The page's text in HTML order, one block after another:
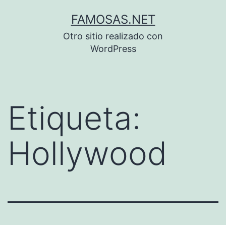
FAMOSAS.NET
Otro sitio realizado con
WordPress
Etiqueta:
Hollywood